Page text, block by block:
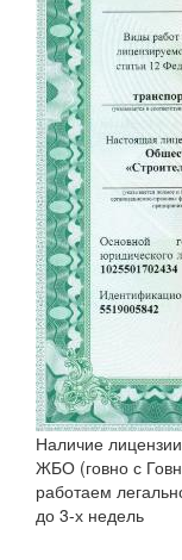
Наличие
ЖБО (говно с
работаем
до 3-х недель